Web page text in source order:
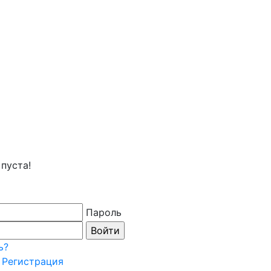
Пароль
Регистрация